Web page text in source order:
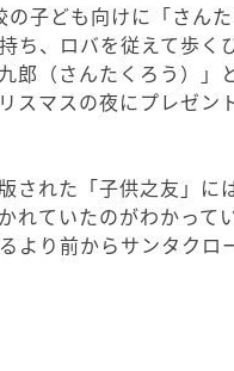
子ども向けに「さん
ち、ロバを従えて歩く
郎（さんたくろう）」
スマスの夜にプレゼン
された「子供之友」に
れていたのがわかって
より前からサンタクロ